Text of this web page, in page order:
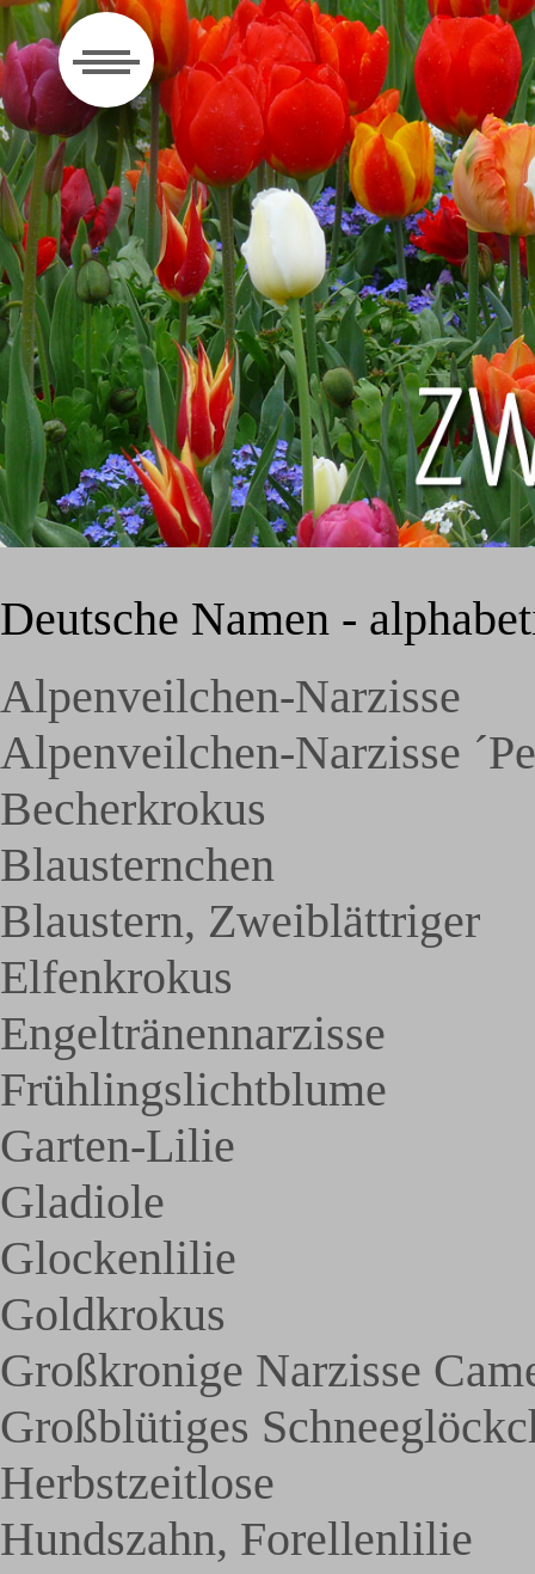
Deutsche Namen -
Alpenveilchen-Narzisse
Alpenveilchen-Narzisse
Becherkrokus
Blausternchen
Blaustern, Zweiblättriger
Elfenkrokus
Engeltränennarzisse
Frühlingslichtblume
Garten-Lilie
Gladiole
Glockenlilie
Goldkrokus
Großkronige Narzisse
Großblütiges
Herbstzeitlose
Hundszahn, Forellenlilie